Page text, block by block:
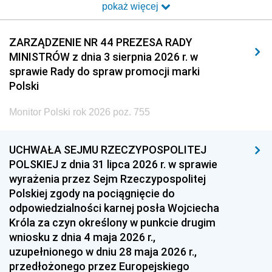
2014 2013 2012
2011 2010 2009
2008 2007 2006
2005
1996 1995 1994
1993 1992 1991
1990 1989
1987 1986 1985
1984 1983
1981 1980 1979
pokaż więcej
ZARZĄDZENIE NR 44 PREZESA RADY
MINISTRÓW z dnia 3 sierpnia 2026 r. w
sprawie Rady do spraw promocji marki
Polski
Monitor Polski rok 2026 poz. 755
UCHWAŁA SEJMU RZECZYPOSPOLITEJ
POLSKIEJ z dnia 31 lipca 2026 r. w sprawie
wyrażenia przez Sejm Rzeczypospolitej
Polskiej zgody na pociągnięcie do
odpowiedzialności karnej posła Wojciecha
Króla za czyn określony w punkcie drugim
wniosku z dnia 4 maja 2026 r.,
uzupełnionego w dniu 28 maja 2026 r.,
przedłożonego przez Europejskiego